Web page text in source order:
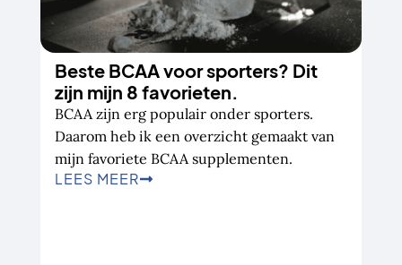
Beste BCAA voor sporters? Dit
zijn mijn 8 favorieten.
BCAA zijn erg populair onder sporters.
Daarom heb ik een overzicht gemaakt van
mijn favoriete BCAA supplementen.
LEES MEER